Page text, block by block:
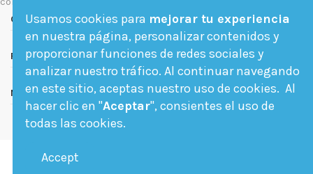
Contact us
Follow us
Newsletter
Usamos cookies para mejorar tu experiencia
en nuestra página, personalizar contenidos y
proporcionar funciones de redes sociales y
analizar nuestro tráfico. Al continuar navegando
en este sitio, aceptas nuestro uso de cookies. Al
hacer clic en "Aceptar", consientes el uso de
todas las cookies.
Accept